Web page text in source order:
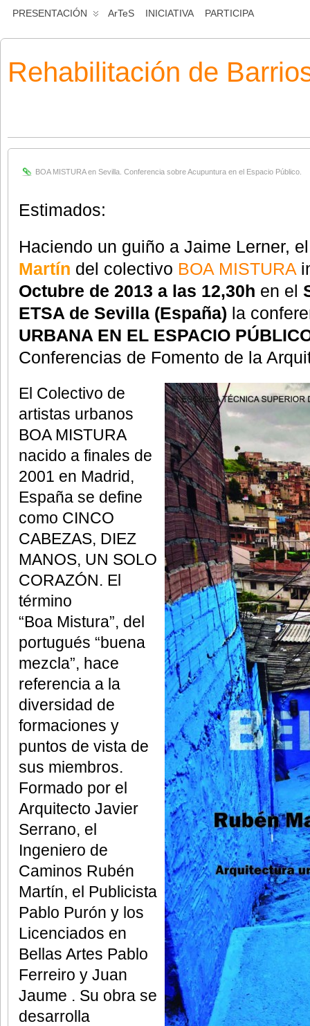
PRESENTACIÓN ArTeS INICIATIVA PARTICIPA
Rehabilitación de
BOA MISTURA en Sevilla. Conferencia sobre Acupuntura en el Espacio Público.
Estimados:
Haciendo un guiño a Jaime Lerner,
Martín del colectivo BOA MISTURA
Octubre de 2013 a las 12,30h en el
ETSA de Sevilla (España) la
URBANA EN EL ESPACIO
Conferencias de Fomento de la
El Colectivo de
artistas urbanos
BOA MISTURA
nacido a finales de
2001 en Madrid,
España se define
como CINCO
CABEZAS, DIEZ
MANOS, UN SOLO
CORAZÓN. El
término
“Boa Mistura”, del
portugués “buena
mezcla”, hace
referencia a la
diversidad de
formaciones y
puntos de vista de
sus miembros.
Formado por el
Arquitecto Javier
Serrano, el
Ingeniero de
Caminos Rubén
Martín, el Publicista
Pablo Purón y los
Licenciados en
Bellas Artes Pablo
Ferreiro y Juan
Jaume . Su obra se
desarrolla